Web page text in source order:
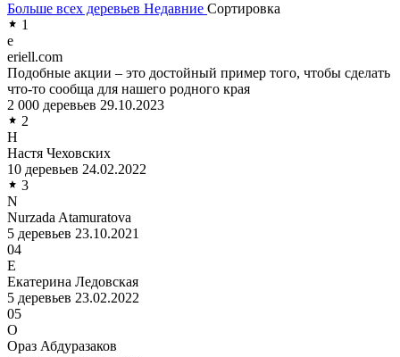
Больше всех деревьев Недавние Сортировка
1
e
eriell.com
Подобные акции – это достойный пример того, чтобы сделать
что-то сообща для нашего родного края
2 000 деревьев 29.10.2023
2
Н
Настя Чеховских
10 деревьев 24.02.2022
3
N
Nurzada Atamuratova
5 деревьев 23.10.2021
04
Е
Екатерина Ледовская
5 деревьев 23.02.2022
05
О
Ораз Абдуразаков